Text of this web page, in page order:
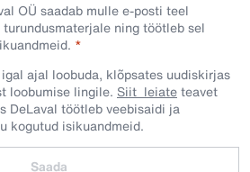
OÜ saadab mulle e-posti teel
ning töötleb sel
ajal loobuda, klõpsates uudiskirjas
loobumise lingile. Siit leiateteavet
DeLaval töötleb veebisaidi ja
kogutud isikuandmeid.
Saada